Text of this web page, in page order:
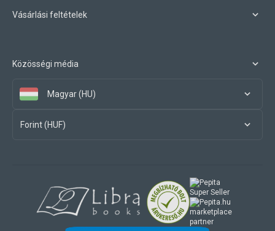
Vásárlási feltételek
Közösségi média
Magyar (HU)
Forint (HUF)
marketplace
partner